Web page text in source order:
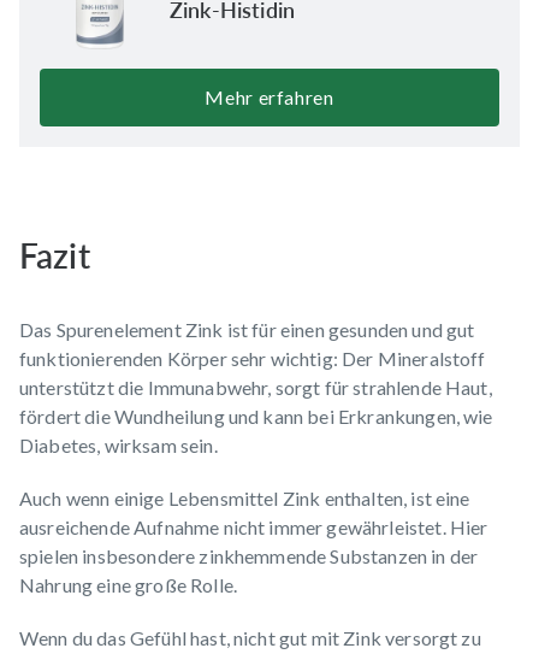
Zink-Histidin
Mehr erfahren
Fazit
Das Spurenelement Zink ist für einen gesunden und gut
funktionierenden Körper sehr wichtig: Der Mineralstoff
unterstützt die Immunabwehr, sorgt für strahlende Haut,
fördert die Wundheilung und kann bei Erkrankungen, wie
Diabetes, wirksam sein.
Auch wenn einige Lebensmittel Zink enthalten, ist eine
ausreichende Aufnahme nicht immer gewährleistet. Hier
spielen insbesondere zinkhemmende Substanzen in der
Nahrung eine große Rolle.
Wenn du das Gefühl hast, nicht gut mit Zink versorgt zu